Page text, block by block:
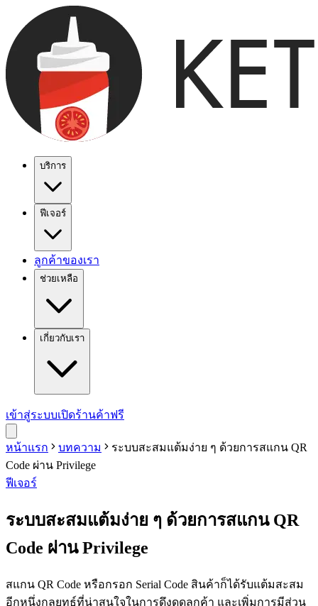
บริการ
ฟีเจอร์
ลูกค้าของเรา
ช่วยเหลือ
เกี่ยวกับเรา
เข้าสู่ระบบเปิดร้านค้าฟรี
หน้าแรก บทความ
ระบบสะสมแต้มง่าย ๆ ด้วยการสแกน QR
Code ผ่าน Privilege
ฟีเจอร์
ระบบสะสมแต้มง่าย ๆ ด้วยการสแกน QR
Code ผ่าน Privilege
สแกน QR Code หรือกรอก Serial Code สินค้าก็ได้รับแต้มสะสม
อีกหนึ่งกลยุทธ์ที่น่าสนใจในการดึงดูดลูกค้า และเพิ่มการมีส่วน